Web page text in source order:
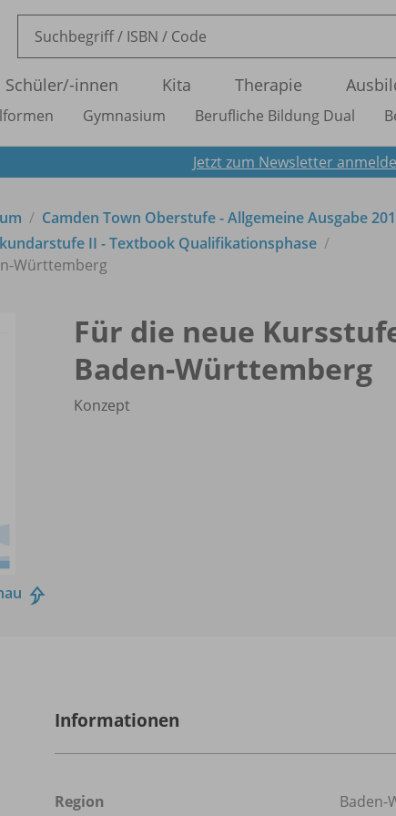
Schüler/-innen Kita Therapie
Gymnasium Berufliche Bildung Dual
Jetzt zum Newsletter
Camden Town Oberstufe - Allgemeine Ausgabe
II - Textbook Qualifikationsphase
Württemberg
Für die neue
Baden-Württemberg
Konzept
Informationen
Region
Baden-